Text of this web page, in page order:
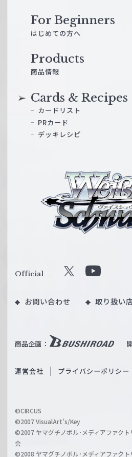
ス
ル
W
ß
c
a
r
z
For Beginners
はじめての方へ
Products
商品情報
Cards & Recipes
カードリスト
PRカード
デッキレシピ
商品企画：
Official X
u
b
O
i
お問い合わせ 取り扱い
運営会社 プライバシーポリシー
©CIRCUS
©2007 VisualArt's/Key
©2007 ヤマグチノボル･メディアファク
会
©2008 ヤマグチノボル･メディアファク